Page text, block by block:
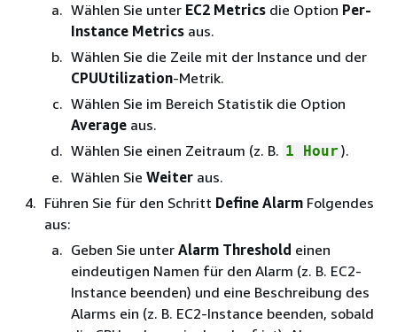
Wählen Sie unter EC2 Metrics die Option Per-
Instance Metrics aus.
Wählen Sie die Zeile mit der Instance und der
CPUUtilization-Metrik.
Wählen Sie im Bereich Statistik die Option
Average aus.
Wählen Sie einen Zeitraum (z. B. 1 Hour ).
Wählen Sie Weiter aus.
Führen Sie für den Schritt Define Alarm Folgendes
aus:
Geben Sie unter Alarm Threshold einen
eindeutigen Namen für den Alarm (z. B. EC2-
Instance beenden) und eine Beschreibung des
Alarms ein (z. B. EC2-Instance beenden, sobald